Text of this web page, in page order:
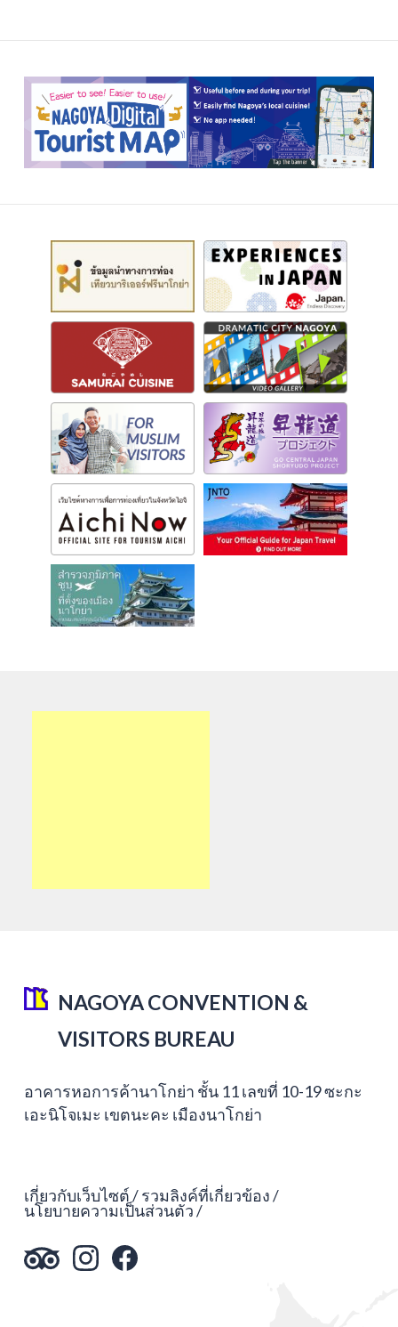
NAGOYA CONVENTION &
VISITORS BUREAU
อาคารหอการค้านาโกย่า ชั้น 11 เลขที่ 10-19 ซะกะ
เอะนิโจเมะ เขตนะคะ เมืองนาโกย่า
เกี่ยวกับเว็บไซต์ รวมลิงค์ที่เกี่ยวข้อง
นโยบายความเป็นส่วนตัว